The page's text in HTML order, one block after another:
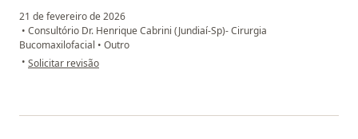
21 de fevereiro de 2026
• Consultório Dr. Henrique Cabrini (Jundiaí-Sp)- Cirurgia
Bucomaxilofacial • Outro
• na opinião do utilizador T.R.
Solicitar revisão